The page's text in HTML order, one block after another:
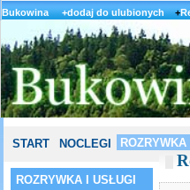
Bukowina +dodaj do ulubionych+
START NOCLEGI ROZRYWKA
ROZRYWKA I USŁUGI